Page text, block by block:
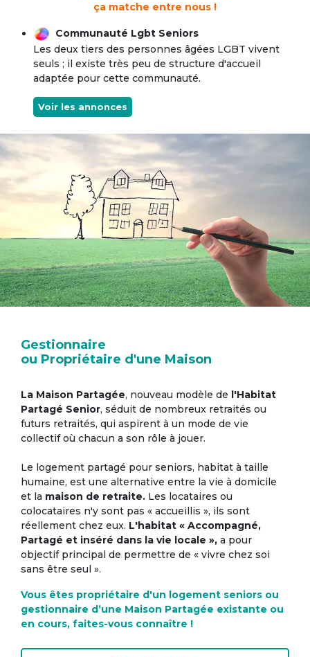
ça matche entre nous !
Communauté Lgbt Seniors
Les deux tiers des personnes âgées LGBT vivent
seuls ; il existe très peu de structure d'accueil
adaptée pour cette communauté.
Voir les annonces
Gestionnaire
ou Propriétaire d'une Maison
La Maison Partagée, nouveau modèle de l'Habitat
Partagé Senior, séduit de nombreux retraités ou
futurs retraités, qui aspirent à un mode de vie
collectif où chacun a son rôle à jouer.
Le logement partagé pour seniors, habitat à taille
humaine, est une alternative entre la vie à domicile
et la maison de retraite. Les locataires ou
colocataires n'y sont pas « accueillis », ils sont
réellement chez eux. L'habitat « Accompagné,
Partagé et inséré dans la vie locale », a pour
objectif principal de permettre de « vivre chez soi
sans être seul ».
Vous êtes propriétaire d'un logement seniors ou
gestionnaire d’une Maison Partagée existante ou
en cours, faites-vous connaître !